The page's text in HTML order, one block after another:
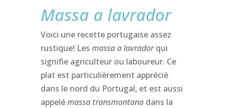
Massa a lavrador
Voici une recette portugaise assez
rustique! Les massa a lavradorqui
signifie agriculteur ou laboureur. Ce
plat est particulièrement apprécié
dans le nord du Portugal, et est aussi
appelémassa transmontanadans la